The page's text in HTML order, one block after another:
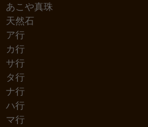
あこや真珠
天然石
ア行
カ行
サ行
タ行
ナ行
ハ行
マ行